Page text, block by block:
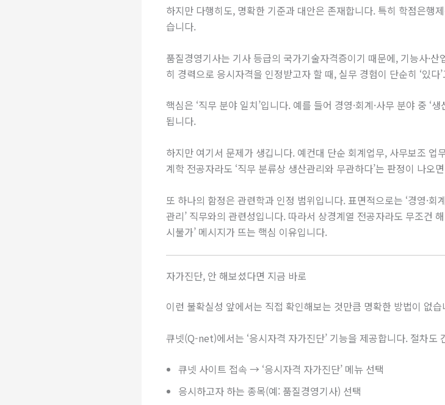
하지만 다행히도, 명확한 기준과 대안은 존재합니다. 특히 학점은행
습니다.
품질경영기사는 기사 등급의 국가기술자격증이기 때문에, 기능사·
히 경력으로 응시자격을 인정받고자 할 때, 실무 경험이 단순히 ‘있다
핵심은 ‘직무 분야 일치’입니다. 예를 들어 경영·회계·사무 분야 중 ‘
됩니다.
하지만 여기서 문제가 생깁니다. 예컨대 단순 회계업무, 사무보조 업
계학 전공자라도 ‘직무 분류상 생산관리와 무관하다’는 판정이 나오
또 하나의 함정은 관련학과 인정 범위입니다. 표면적으로는 ‘경영·회
관리’ 직무와의 관련성입니다. 따라서 상경계열 전공자라도 무조건
시불가’ 메시지가 뜨는 핵심 이유입니다.
자가진단, 안 해보셨다면 지금 바로
이런 불확실성 앞에서는 직접 확인해보는 것만큼 명확한 방법이 없습
큐넷(Q-net)에서는 ‘응시자격 자가진단’ 기능을 제공합니다. 절차도
큐넷 사이트 접속 → ‘응시자격 자가진단’ 메뉴 선택
응시하고자 하는 종목(예: 품질경영기사) 선택